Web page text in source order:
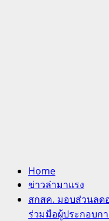
Home
ข่าวล่ามาแรง
สกสค. มอบส่วนลด
ร่วมมือผู้ประกอบก